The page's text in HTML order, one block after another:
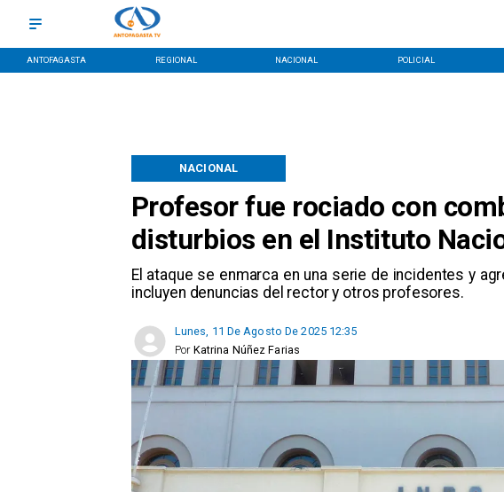
ANTOFAGASTA REGIONAL NACIONAL POLICIAL
Profesor fue rociado con
disturbios en el Instituto
​El ataque se enmarca en una serie de incidentes y
incluyen denuncias del rector y otros profesores.
NACIONAL
Lunes, 11 De Agosto De 2025 12:35
Katrina Núñez Farias
Por